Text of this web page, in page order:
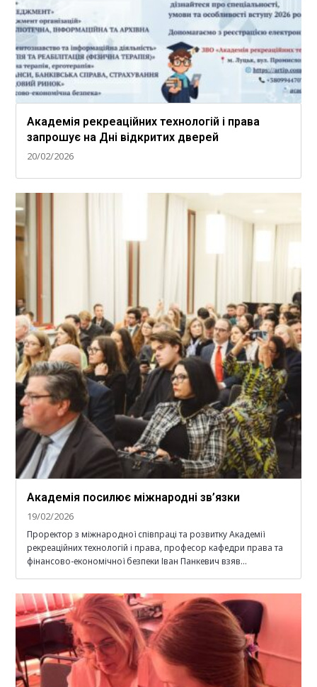
Академія рекреаційних технологій і права
запрошує на Дні відкритих дверей
20/02/2026
Академія посилює міжнародні зв’язки
19/02/2026
Проректор з міжнародної співпраці та розвитку Академії
рекреаційних технологій і права, професор кафедри права та
фінансово-економічної безпеки Іван Панкевич взяв…